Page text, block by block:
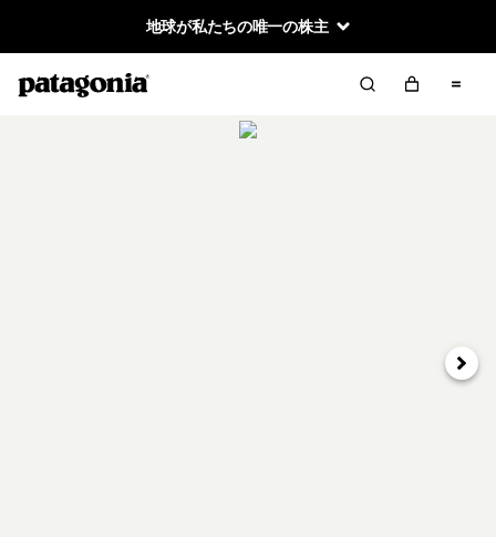
地球が私たちの唯一の株主
次へ